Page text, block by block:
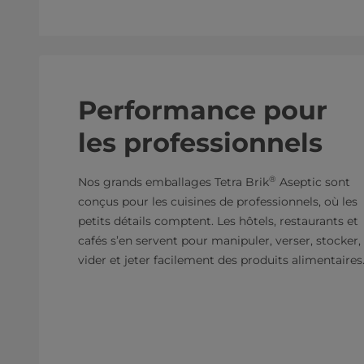
Performance pour
les professionnels
Nos grands emballages Tetra Brik® Aseptic sont
conçus pour les cuisines de professionnels, où les
petits détails comptent. Les hôtels, restaurants et
cafés s’en servent pour manipuler, verser, stocker,
vider et jeter facilement des produits alimentaires.